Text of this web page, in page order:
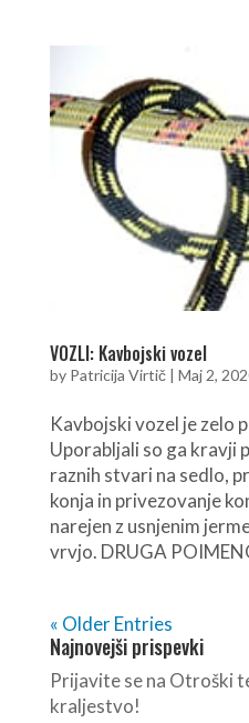
VOZLI: Kavbojski vozel
by Patricija Virtič| Maj 2,
Kavbojski vozel je zelo
Uporabljali so ga kravji
raznih stvari na sedlo,
konja in privezovanje
narejen z usnjenim
vrvjo. DRUGA
« Older Entries
Najnovejši prispevki
Prijavite se na Otroški
kraljestvo!